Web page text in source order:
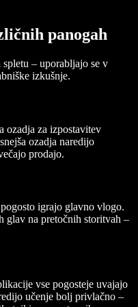
panogah
– uporabljajo se v
izkušnje.
ozadja za izpostavitev
ozadja naredijo
prodajo.
igrajo glavno vlogo.
glav na pretočnih storitvah –
vse pogosteje uvajajo
učenje bolj privlačno –